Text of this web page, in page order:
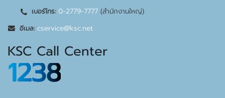
เบอร์โทร: 0-2779-7777 (สำนักงานใหญ่)
อีเมล: cservice@ksc.net
KSC Call Center
1238